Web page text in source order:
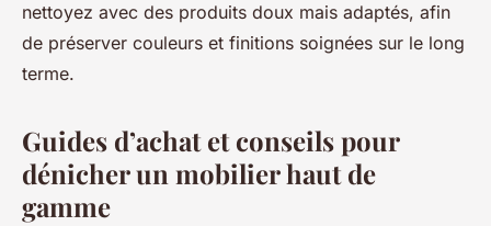
nettoyez avec des produits doux mais adaptés, afin
de préserver couleurs et finitions soignées sur le long
terme.
Guides d’achat et conseils pour
dénicher un mobilier haut de
gamme